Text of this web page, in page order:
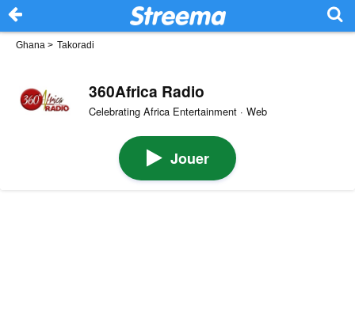
Ghana > Takoradi
360Africa Radio
Celebrating Africa Entertainment · Web
Jouer